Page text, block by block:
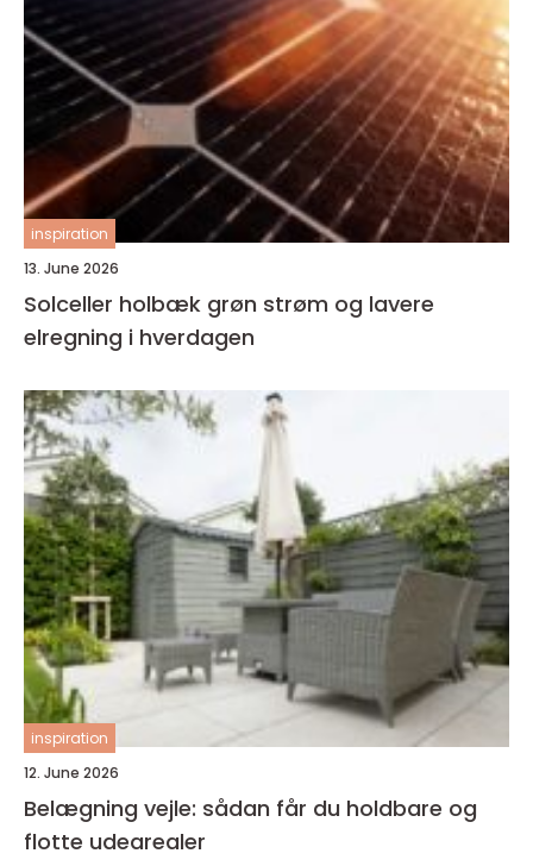
inspiration
13. June 2026
Solceller holbæk grøn strøm og lavere
elregning i hverdagen
inspiration
12. June 2026
Belægning vejle: sådan får du holdbare og
flotte udearealer